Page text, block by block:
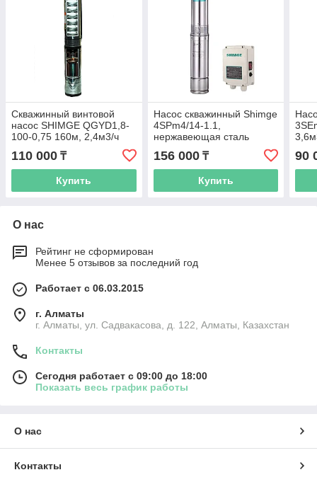
Скважинный винтовой
насос SHIMGE QGYD1,8-
100-0,75 160м, 2,4м3/ч
110 000 ₸
Купить
Насос скважинный Shimge
4SPm4/14-1.1,
нержавеющая сталь
104м, 6м3/ч, 4"(100мм)
156 000₸
Купить
90
О нас
Рейтинг не сформирован
Менее 5 отзывов за последний год
Работает с 06.03.2015
г. Алматы
г. Алматы, ул. Садвакасова, д. 122, Алматы, Казахстан
Контакты
Сегодня работает с 09:00 до 18:00
Показать весь график работы
О нас
Контакты